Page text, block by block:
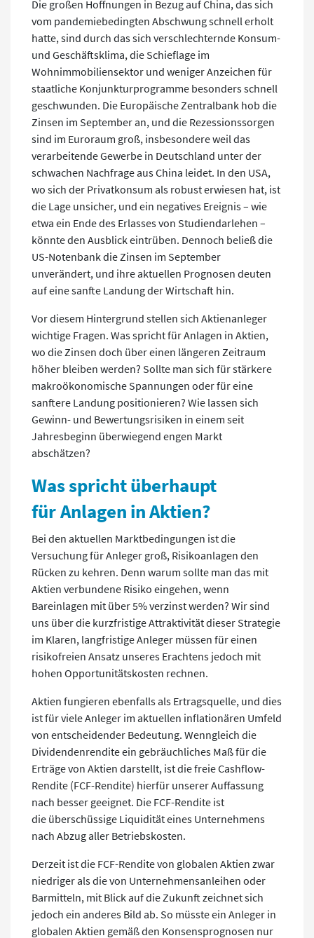
Die großen Hoffnungen in Bezug auf China, das sich
vom pandemiebedingten Abschwung schnell erholt
hatte, sind durch das sich verschlechternde Konsum-
und Geschäftsklima, die Schieflage im
Wohnimmobiliensektor und weniger Anzeichen für
staatliche Konjunkturprogramme besonders schnell
geschwunden. Die Europäische Zentralbank hob die
Zinsen im September an, und die Rezessionssorgen
sind im Euroraum groß, insbesondere weil das
verarbeitende Gewerbe in Deutschland unter der
schwachen Nachfrage aus China leidet. In den USA,
wo sich der Privatkonsum als robust erwiesen hat, ist
die Lage unsicher, und ein negatives Ereignis – wie
etwa ein Ende des Erlasses von Studiendarlehen –
könnte den Ausblick eintrüben. Dennoch beließ die
US-Notenbank die Zinsen im September
unverändert, und ihre aktuellen Prognosen deuten
auf eine sanfte Landung der Wirtschaft hin.
Vor diesem Hintergrund stellen sich Aktienanleger
wichtige Fragen. Was spricht für Anlagen in Aktien,
wo die Zinsen doch über einen längeren Zeitraum
höher bleiben werden? Sollte man sich für stärkere
makroökonomische Spannungen oder für eine
sanftere Landung positionieren? Wie lassen sich
Gewinn- und Bewertungsrisiken in einem seit
Jahresbeginn überwiegend engen Markt
abschätzen?
Was spricht überhaupt
für Anlagen in Aktien?
Bei den aktuellen Marktbedingungen ist die
Versuchung für Anleger groß, Risikoanlagen den
Rücken zu kehren. Denn warum sollte man das mit
Aktien verbundene Risiko eingehen, wenn
Bareinlagen mit über 5% verzinst werden? Wir sind
uns über die kurzfristige Attraktivität dieser Strategie
im Klaren, langfristige Anleger müssen für einen
risikofreien Ansatz unseres Erachtens jedoch mit
hohen Opportunitätskosten rechnen.
Aktien fungieren ebenfalls als Ertragsquelle, und dies
ist für viele Anleger im aktuellen inflationären Umfeld
von entscheidender Bedeutung. Wenngleich die
Dividendenrendite ein gebräuchliches Maß für die
Erträge von Aktien darstellt, ist die freie Cashflow-
Rendite (FCF-Rendite) hierfür unserer Auffassung
nach besser geeignet. Die FCF-Rendite ist
die überschüssige Liquidität eines Unternehmens
nach Abzug aller Betriebskosten.
Derzeit ist die FCF-Rendite von globalen Aktien zwar
niedriger als die von Unternehmensanleihen oder
Barmitteln, mit Blick auf die Zukunft zeichnet sich
jedoch ein anderes Bild ab. So müsste ein Anleger in
globalen Aktien gemäß den Konsensprognosen nur